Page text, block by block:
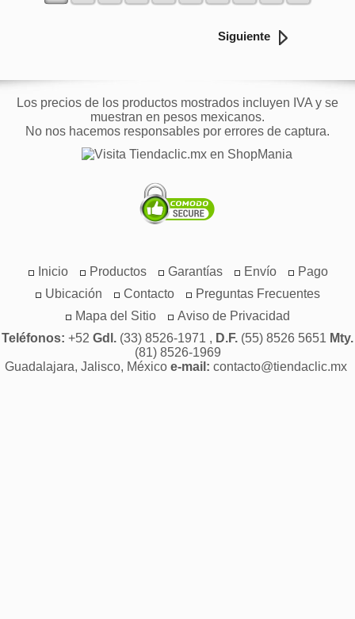
Siguiente
Los precios de los productos mostrados incluyen IVA y se
muestran en pesos mexicanos.
No nos hacemos responsables por errores de captura.
Inicio Productos Garantías Envío
Pago
Ubicación
Contacto
Preguntas Frecuentes
Mapa del Sitio
Aviso de Privacidad
Teléfonos: +52 Gdl. (33) 8526-1971 , D.F. (55) 8526 5651 Mty.
(81) 8526-1969
Guadalajara, Jalisco, México e-mail: contacto@tiendaclic.mx